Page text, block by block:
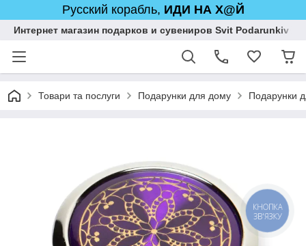
Русский корабль, ИДИ НА Х@Й
Интернет магазин подарков и сувениров Svit Podarunkiv
Товари та послуги Подарунки для дому Подарунки
КНОПКА
ЗВ'ЯЗКУ